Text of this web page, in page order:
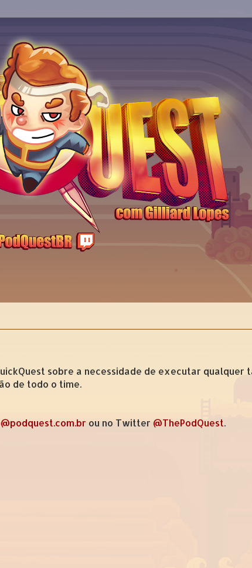
sobre a necessidade de executar qualquer
de todo o time.
ou no Twitter @ThePodQuest.